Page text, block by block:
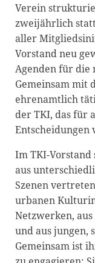
Verein
zweijährlich
aller
Vorstand neu
Agenden für die
Gemeinsam mit
ehrenamtlich
der TKI, das für
Im TKI-
aus
Szenen
urbanen
Netzwerken,
und aus jungen,
Gemeinsam ist